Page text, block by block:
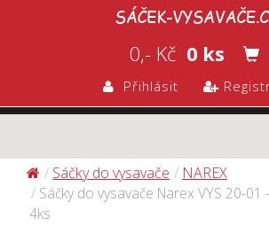
0,- Kč 0 ks
Přihlásit
Sáčky do vysavače
NAREX
Sáčky do vysavače Narex VYS 20-01
4ks